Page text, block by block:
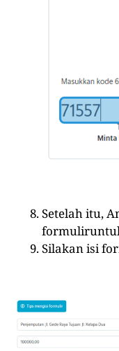
Setelah itu,
Silakan isi